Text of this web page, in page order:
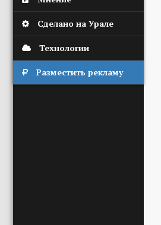
Сделано на Урале
Технологии
Разместить рекламу